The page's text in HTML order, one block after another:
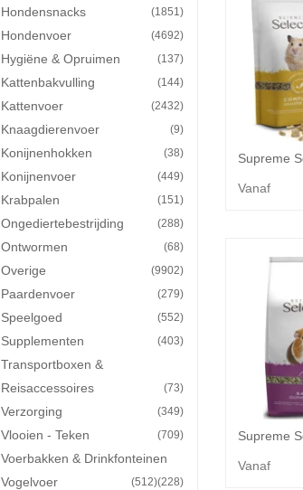
Hondensnacks (1851)
Hondenvoer (4692)
Hygiëne & Opruimen (137)
Kattenbakvulling (144)
Kattenvoer (2432)
Knaagdierenvoer (9)
Konijnenhokken (38)
Konijnenvoer (449)
Krabpalen (151)
Ongediertebestrijding (288)
Ontwormen (68)
Overige (9902)
Paardenvoer (279)
Speelgoed (552)
Supplementen (403)
Transportboxen &
Reisaccessoires
(73)
Verzorging (349)
Vlooien - Teken (709)
Voerbakken & Drinkfonteinen
(228)
Vogelvoer (512)
Vanaf
Vanaf